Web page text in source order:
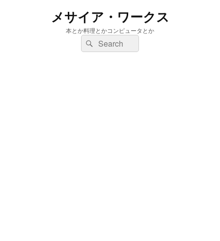
メサイア・ワークス
本とか料理とかコンピュータとか
検
索:
検
索